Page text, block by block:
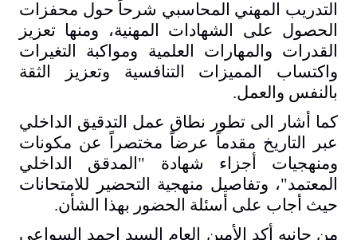
التدريب المهني المحاسبي شرحاً حول محفزات
الحصول على الشهادات المهنية، ومنها تعزيز
القدرات والمهارات العلمية ومواكبة التغيرات
واكتساب المميزات التنافسية وتعزيز الثقة
بالنفس والعمل.
كما أشار الى تطور نطاق عمل التدقيق الداخلي
عبر التاريخ مقدماً عرضاً مختصراً عن مكونات
ومنهجيات أجزاء شهادة "المدقق الداخلي
المعتمد"، وتفاصيل منهجية التحضير للامتحانات
حيث أجاب على أسئلة الحضور بهذا الشأن.
من جانبه أكد الأمين العام السيد احمد السواعي